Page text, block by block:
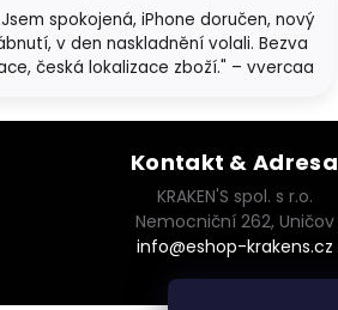
„Jsem spokojená, iPhone doručen, nový
v den naskladnění volali. Bezva
česká lokalizace zboží." – vvercaa
Kontakt & Adresa
KRAKEN'S spol. s r.o.
Nemocniční 262, Uničov
info@eshop-krakens.cz